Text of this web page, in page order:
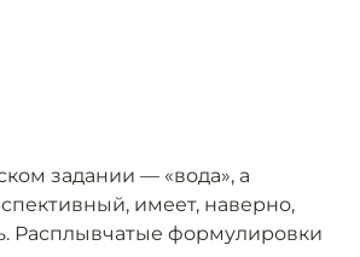
задании — «вода», а
имеет, наверно,
Расплывчатые формулировки